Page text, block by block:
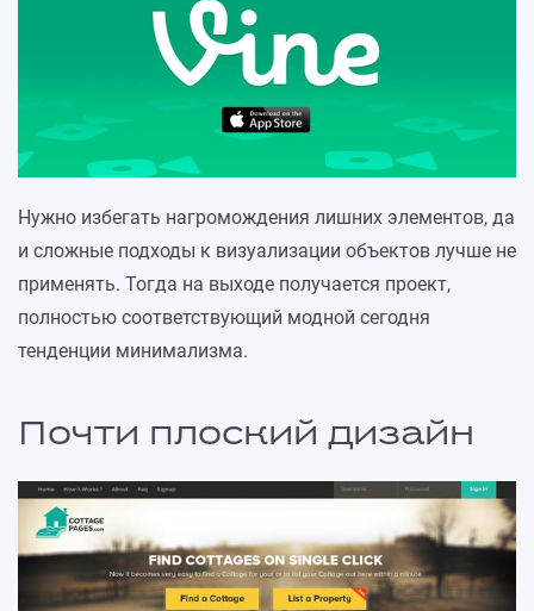
Нужно избегать нагромождения лишних элементов, да
и сложные подходы к визуализации объектов лучше не
применять. Тогда на выходе получается проект,
полностью соответствующий модной сегодня
тенденции минимализма.
Почти плоский дизайн